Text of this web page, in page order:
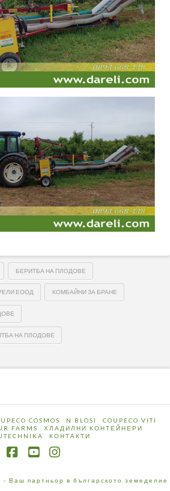
БЕРИТБА НА ПЛОДОВЕ
ЕООД КОМБАЙНИ ЗА БРАНЕ
НА ПЛОДОВЕ
COSMOS N BLOSI
COUPECO VITI
FARMS
ХЛАДИЛНИ КОНТЕЙНЕРИ
КОНТАКТИ
Ваш партньор в българското земеделие